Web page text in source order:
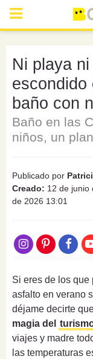
Ni playa
escondido
baño con
Baño en las
niños, un
Publicado por
Creado: 12 de junio
de 2026 13:01
Si eres de los que
asfalto en verano
déjame decirte
magia del
viajes y madre
las temperaturas